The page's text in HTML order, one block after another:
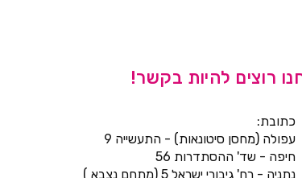
רוצים להיות בקשר!
כתובת:
עפולה (מחסן סיטונאות) - התעשייה 9
חיפה - שד' ההסתדרות 56
נתניה - רח' גיבורי ישראל 5 (מתחם נצבא )